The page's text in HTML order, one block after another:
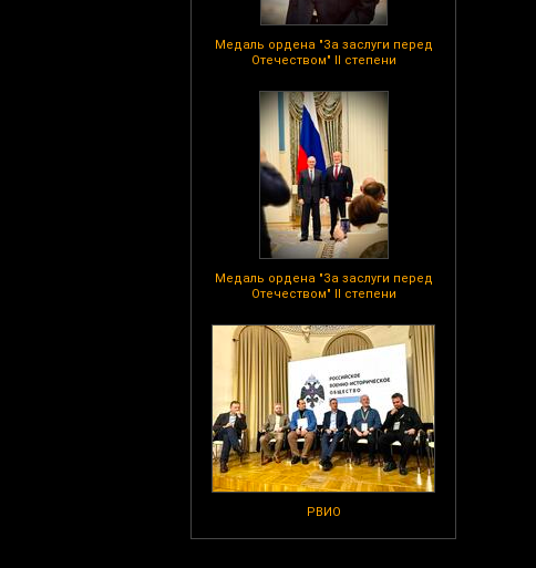
Медаль ордена "За заслуги перед
Отечеством" II степени
Медаль ордена "За заслуги перед
Отечеством" II степени
РВИО